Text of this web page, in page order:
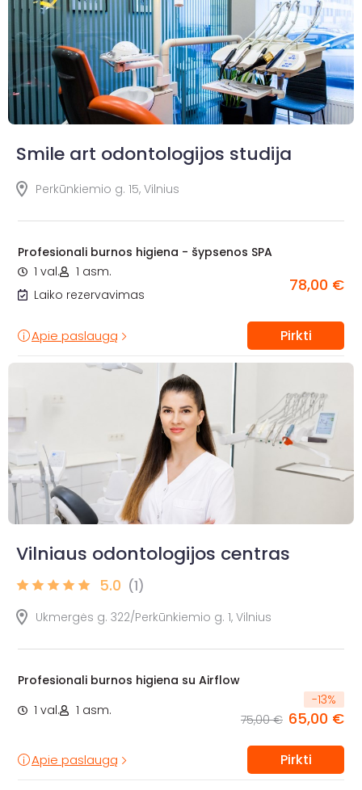
Smile art odontologijos studija
Perkūnkiemio g. 15, Vilnius
Profesionali burnos higiena - šypsenos SPA
1 val.
1 asm.
Laiko rezervavimas
78,00 €
Apie paslaugą Pirkti
Vilniaus odontologijos centras
5.0 (1)
Ukmergės g. 322/Perkūnkiemio g. 1, Vilnius
Profesionali burnos higiena su Airflow
1 val.
1 asm.
-13%
75,00 € 65,00 €
Apie paslaugą Pirkti